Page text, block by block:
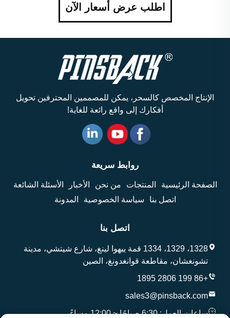
اطلب عرض أسعار الآن
الإنتاج المخصص كالسحر، يمكن للمصممين المحترفين تحويل
أفكارك إلى واقع رائعة للغاية!
روابط سريعة
الصفحة الرئيسية المنتجات من نحن الأخبار
الأسئلة الشائعة
اتصل بنا
سياسة الخصوصية المدونة
اتصل بنا
1328، 1329، 1334 قمة ييهوا لينغ، شارع شيتشي، مدينة
تشونغشان، مقاطعة قوانغدونغ، الصين
+86 199 2806 1895
sales3@pinsback.com
ساعات العمل: 6:30 صباحًا ~ 12:00 مساءً